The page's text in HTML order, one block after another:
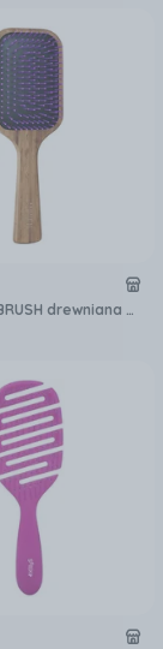
Anwen HAIRBRUSH drewniana szczotka do włosów